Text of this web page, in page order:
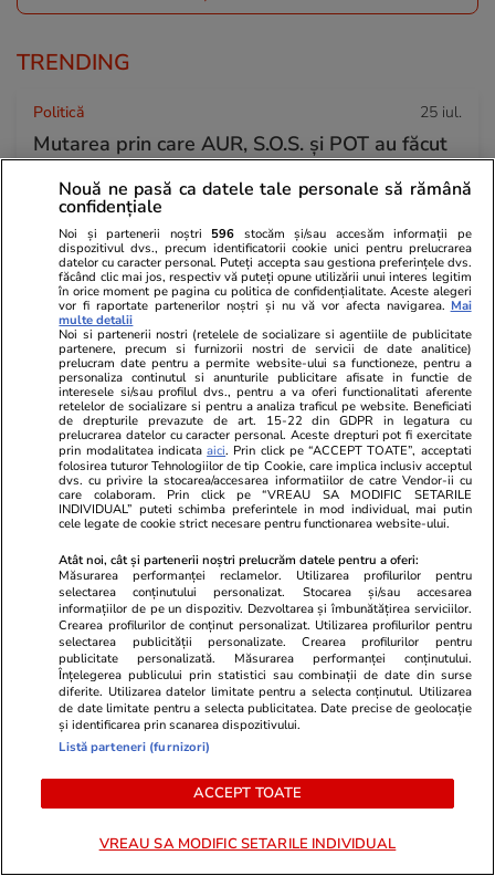
TRENDING
Politică 25 iul.
Mutarea prin care AUR, S.O.S. și POT au făcut
front comun în opoziție împotriva legii care
permite Armatei să doboare dronele
neautorizate. CCR a tranșat definitiv disputa
Politică 25 iul.
Cum a apărut Mirabela Grădinaru la întâlnirea
cu președinta Indiei, Droupadi Murmu, la
Palatul Cotroceni. Motivul pentru care a ales o
rochie galbenă
Știri România 25 iul.
Judecătoarea Raluca Moroșanu a dat România
în judecată la CEDO după ce a fost exclusă din
două dosare în urma documentarului Recorder
„Justiție capturată”
Horoscop 24 iul.
Horoscop Urania | Previziuni astrologice pentru
perioada 25 – 31 iulie 2026. Luna Plină în
Vărsător
Nouă ne pasă ca datele tale personale să rămână
confidențiale
Noi și partenerii noștri 596 stocăm și/sau accesăm informații pe
dispozitivul dvs., precum identificatorii cookie unici pentru prelucrarea
datelor cu caracter personal. Puteți accepta sau gestiona preferințele dvs.
făcând clic mai jos, respectiv vă puteți opune utilizării unui interes legitim
în orice moment pe pagina cu politica de confidențialitate. Aceste alegeri
vor fi raportate partenerilor noștri și nu vă vor afecta navigarea. Mai
multe detalii
Noi si partenerii nostri (retelele de socializare si agentiile de publicitate
partenere, precum si furnizorii nostri de servicii de date analitice)
prelucram date pentru a permite website-ului sa functioneze, pentru a
personaliza continutul si anunturile publicitare afisate in functie de
interesele si/sau profilul dvs., pentru a va oferi functionalitati aferente
retelelor de socializare si pentru a analiza traficul pe website. Beneficiati
de drepturile prevazute de art. 15-22 din GDPR in legatura cu
prelucrarea datelor cu caracter personal. Aceste drepturi pot fi exercitate
prin modalitatea indicataaici. Prin click pe “ACCEPT TOATE”, acceptati
folosirea tuturor Tehnologiilor de tip Cookie, care implica inclusiv acceptul
dvs. cu privire la stocarea/accesarea informatiilor de catre Vendor-ii cu
care colaboram. Prin click pe “VREAU SA MODIFIC SETARILE
INDIVIDUAL” puteti schimba preferintele in mod individual, mai putin
cele legate de cookie strict necesare pentru functionarea website-ului.
Atât noi, cât și partenerii noștri prelucrăm datele pentru a oferi:
Măsurarea performanței reclamelor. Utilizarea profilurilor pentru
selectarea conținutului personalizat. Stocarea și/sau accesarea
informațiilor de pe un dispozitiv. Dezvoltarea și îmbunătățirea serviciilor.
Crearea profilurilor de conținut personalizat. Utilizarea profilurilor pentru
selectarea publicității personalizate. Crearea profilurilor pentru
publicitate personalizată. Măsurarea performanței conținutului.
Înțelegerea publicului prin statistici sau combinații de date din surse
diferite. Utilizarea datelor limitate pentru a selecta conținutul. Utilizarea
de date limitate pentru a selecta publicitatea. Date precise de geolocație
și identificarea prin scanarea dispozitivului.
Listă parteneri (furnizori)
ACCEPT TOATE
VREAU SA MODIFIC SETARILE INDIVIDUAL